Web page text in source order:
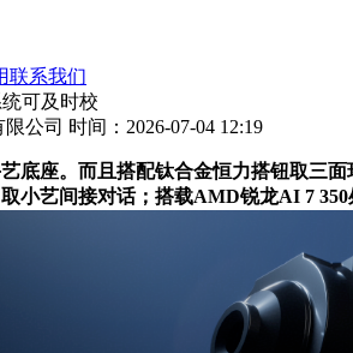
联系我们
可及时校
公司 时间：2026-07-04 12:19
座。而且搭配钛合金恒力搭钮取三面
小艺间接对话；搭载AMD锐龙AI 7 350